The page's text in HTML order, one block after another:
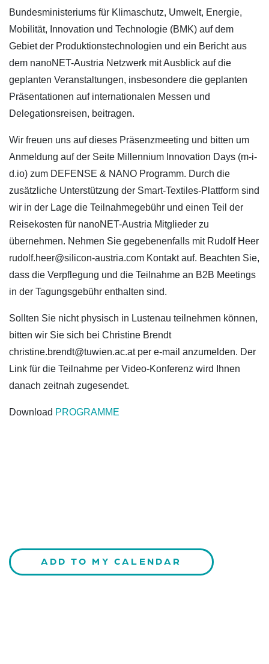
Bundesministeriums für Klimaschutz, Umwelt, Energie,
Mobilität, Innovation und Technologie (BMK) auf dem
Gebiet der Produktionstechnologien und ein Bericht aus
dem nanoNET-Austria Netzwerk mit Ausblick auf die
geplanten Veranstaltungen, insbesondere die geplanten
Präsentationen auf internationalen Messen und
Delegationsreisen, beitragen.
Wir freuen uns auf dieses Präsenzmeeting und bitten um
Anmeldung auf der Seite Millennium Innovation Days (m-i-
d.io) zum DEFENSE & NANO Programm. Durch die
zusätzliche Unterstützung der Smart-Textiles-Plattform sind
wir in der Lage die Teilnahmegebühr und einen Teil der
Reisekosten für nanoNET-Austria Mitglieder zu
übernehmen. Nehmen Sie gegebenenfalls mit Rudolf Heer
rudolf.heer@silicon-austria.com Kontakt auf. Beachten Sie,
dass die Verpflegung und die Teilnahme an B2B Meetings
in der Tagungsgebühr enthalten sind.
Sollten Sie nicht physisch in Lustenau teilnehmen können,
bitten wir Sie sich bei Christine Brendt
christine.brendt@tuwien.ac.at per e-mail anzumelden. Der
Link für die Teilnahme per Video-Konferenz wird Ihnen
danach zeitnah zugesendet.
Download PROGRAMME
ADD TO MY CALENDAR